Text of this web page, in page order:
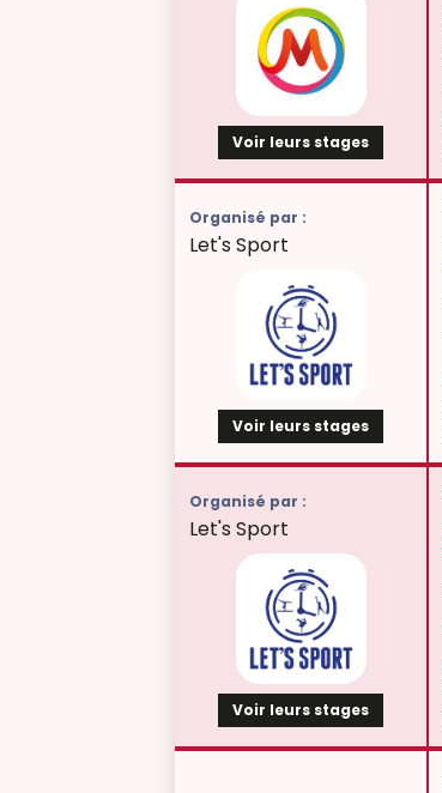
Voir leurs stages
Organisé par :
Let's Sport
Voir leurs stages
Organisé par :
Let's Sport
Voir leurs stages